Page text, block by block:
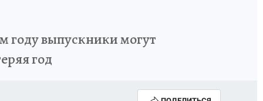
году выпускники могут
год